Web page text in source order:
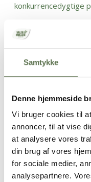
Samtykke
Denne hjemmeside
Vi bruger cookies til
annoncer, til at vise
at analysere vores
din brug af vores
for sociale medier,
analysepartnere.
konkurrencedygtige